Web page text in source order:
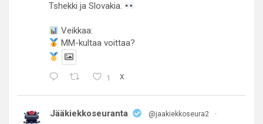
Tshekki ja Slovakia.
Veikkaa:
MM-kultaa voittaa?
1 X
Jääkiekkoseuranta @jaakiekkoseura2
·